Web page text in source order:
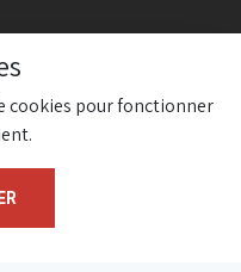
cookies pour fonctionner